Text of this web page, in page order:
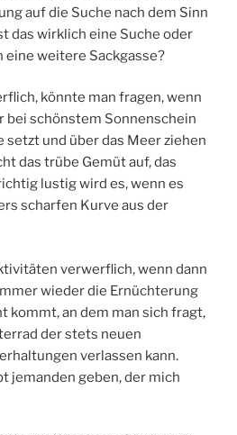
auf die Suche nach dem Sinn
das wirklich eine Suche oder
eine weitere Sackgasse?
könnte man fragen, wenn
bei schönstem Sonnenschein
setzt und über das Meer ziehen
das trübe Gemüt auf, das
lustig wird es, wenn es
scharfen Kurve aus der
verwerflich, wenn dann
wieder die Ernüchterung
kommt, an dem man sich fragt,
der stets neuen
verlassen kann.
jemanden geben, der mich